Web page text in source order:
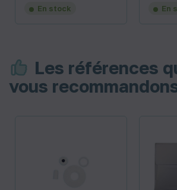
En stock En
Les références
vous